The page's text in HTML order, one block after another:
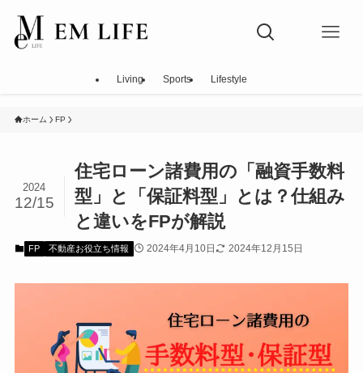
Living Sports Lifestyle
ホーム FP
住宅ローン諸費用の「融資手数料
型」と「保証料型」とは？仕組み
と違いをFPが解説
2024
12/15
FP 不動産お役立ち情報 2024年4月10日 2024年12月15日